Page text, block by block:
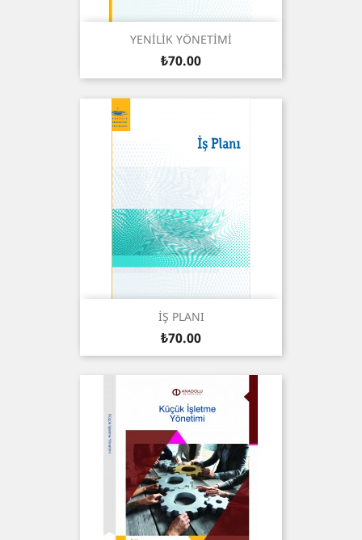
YENİLİK YÖNETİMİ
Price
₺70.00
İŞ PLANI
Price
₺70.00